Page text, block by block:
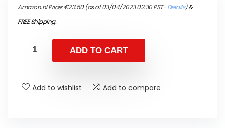
Amazon.nl Price:€23.50(as of 03/04/2023 02:30 PST-Details)&
FREE Shipping.
ADD TO CART
Add to wishlist Add to compare